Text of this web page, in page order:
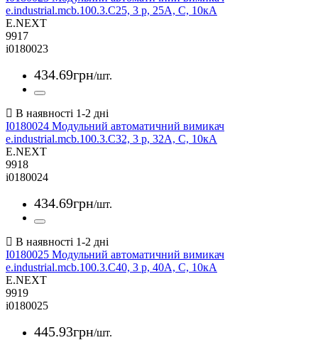
e.industrial.mcb.100.3.C25, 3 р, 25А, C, 10кА
E.NEXT
9917
i0180023
434.69грн/шт.
I0180024 Модульний автоматичний вимикач
e.industrial.mcb.100.3.C32, 3 р, 32А, C, 10кА
E.NEXT
9918
i0180024
434.69грн/шт.
I0180025 Модульний автоматичний вимикач
e.industrial.mcb.100.3.C40, 3 р, 40А, C, 10кА
E.NEXT
9919
i0180025
445.93грн/шт.